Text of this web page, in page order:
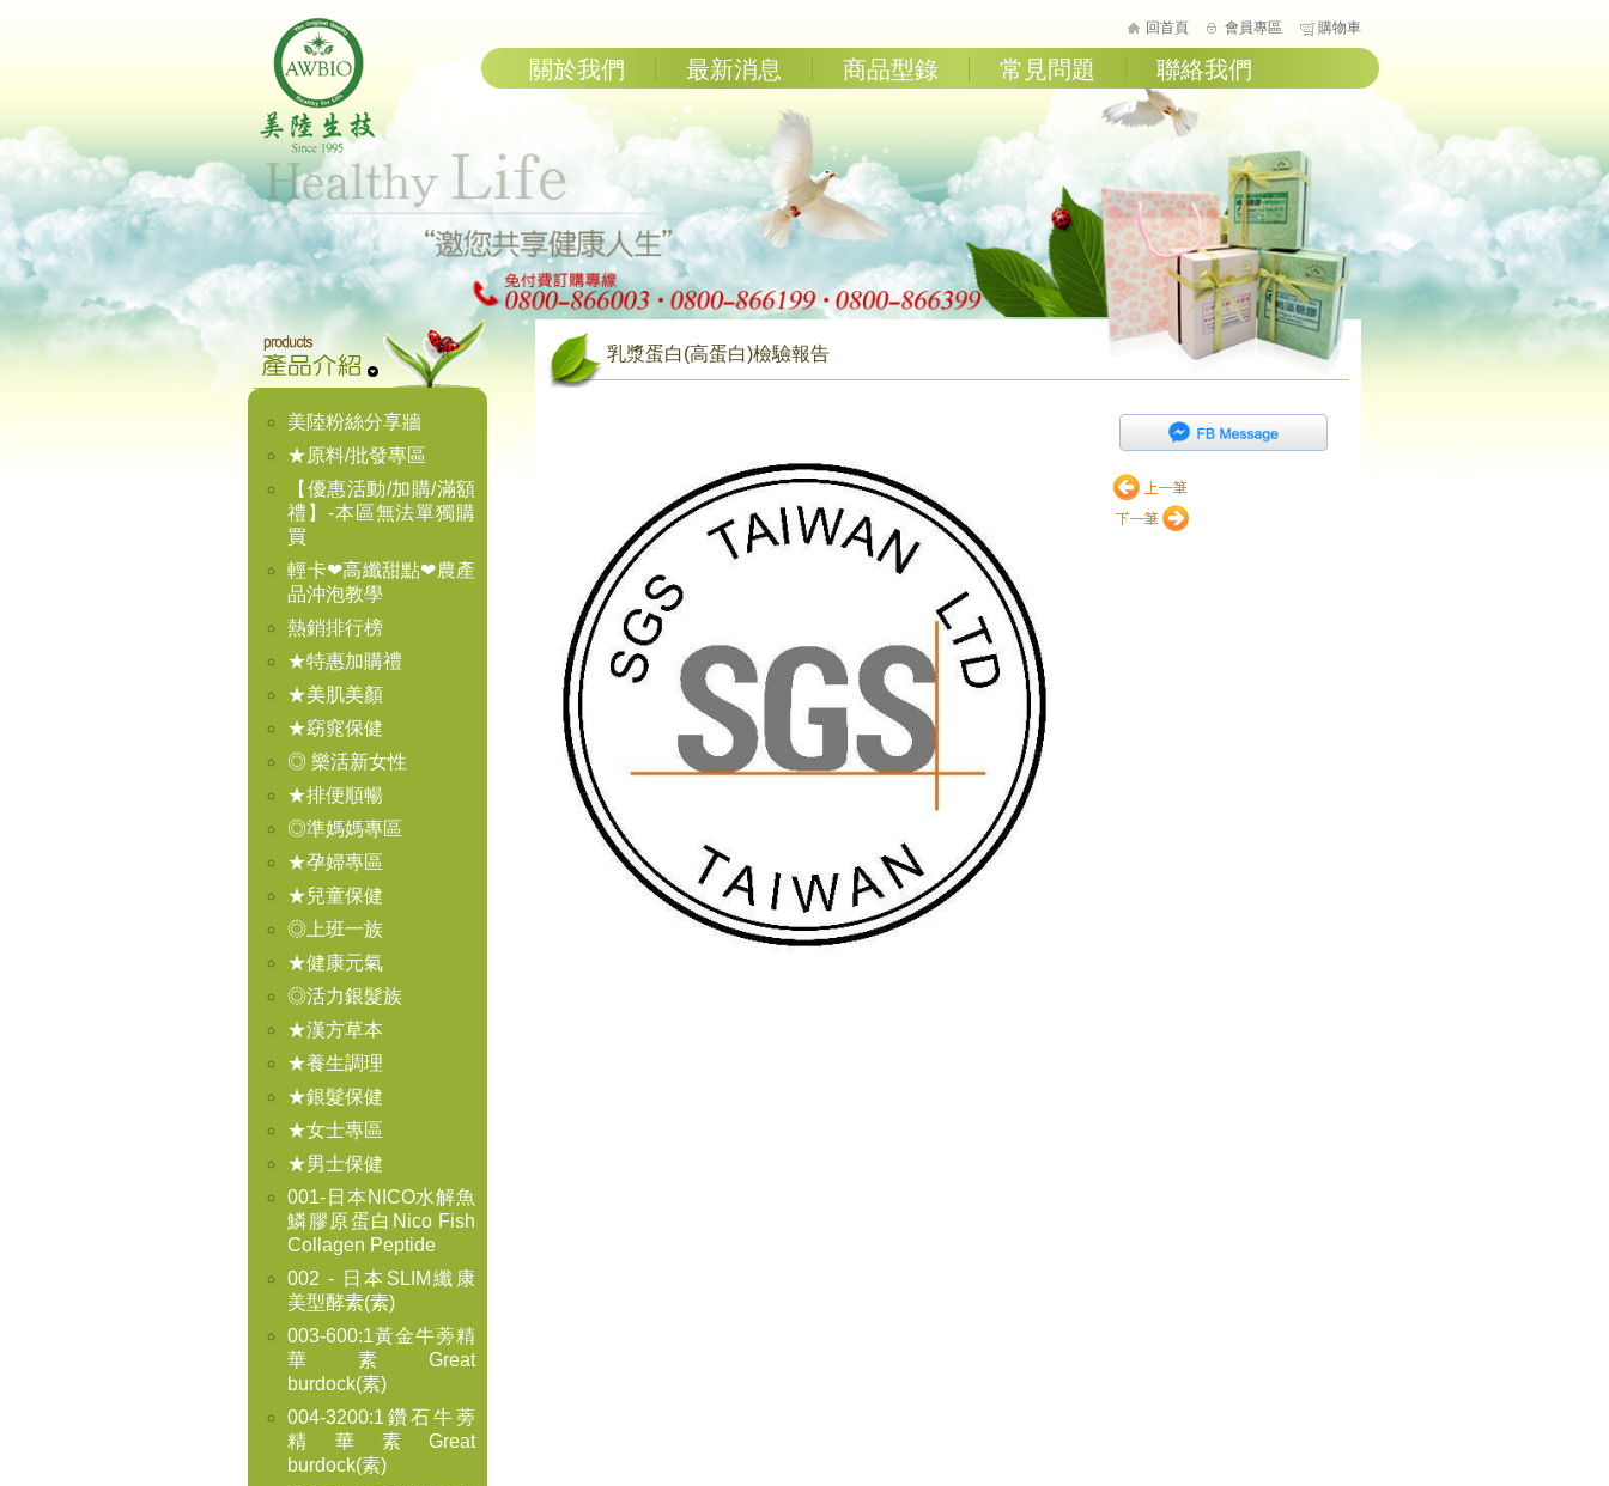
回首頁 會員專區 購物車
關於我們 最新消息 商品型錄 常見問題 聯絡我們
乳漿蛋白(高蛋白)檢驗報告
美陸粉絲分享牆
★原料/批發專區
【優惠活動/加購/滿額
禮】-本區無法單獨購
買
輕卡❤高纖甜點❤農產
品沖泡教學
熱銷排行榜
★特惠加購禮
★美肌美顏
★窈窕保健
◎ 樂活新女性
★排便順暢
◎準媽媽專區
★孕婦專區
★兒童保健
◎上班一族
★健康元氣
◎活力銀髮族
★漢方草本
★養生調理
★銀髮保健
★女士專區
★男士保健
001-日本NICO水解魚
鱗膠原蛋白Nico Fish
Collagen Peptide
002 - 日本SLIM纖康
美型酵素(素)
003-600:1黃金牛蒡精
華素Great
burdock(素)
004-3200:1鑽石牛蒡
精華素Great
burdock(素)